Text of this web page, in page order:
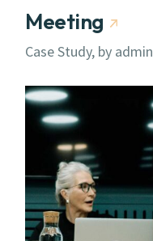
Meeting
Case Study, by admin